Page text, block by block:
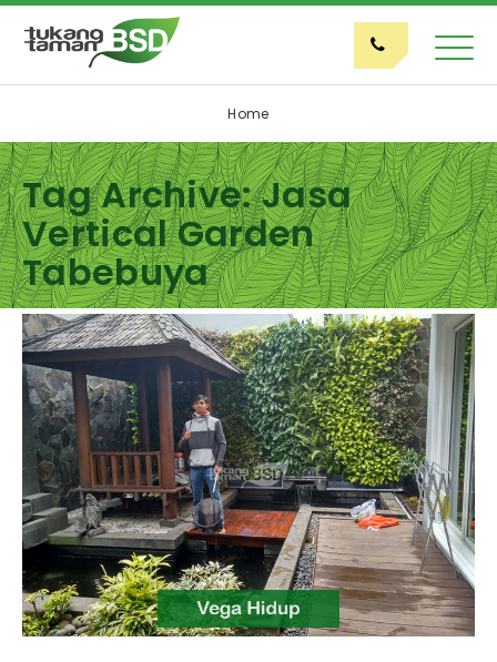
Home
Tag Archive: Jasa
Vertical Garden
Tabebuya